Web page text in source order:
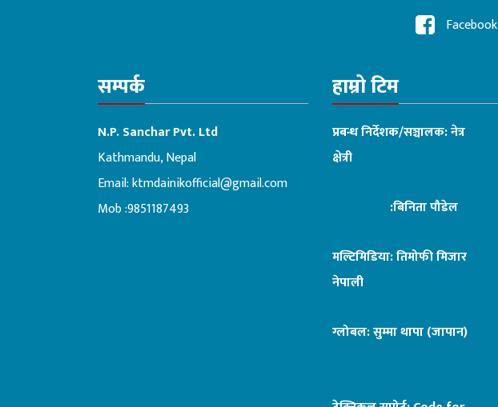
Facebook
सम्पर्क
N.P. Sanchar Pvt. Ltd
Kathmandu, Nepal
Email:ktmdainikofficial@gmail.com
Mob :9851187493
हाम्रो टिम
प्रबन्ध निर्देशक/सञ्चालक: नेत्र
क्षेत्री
:बिनिता पौडेल
मल्टिमिडिया: तिमोफी मिजार
नेपाली
ग्लोबल: सुम्मा थापा (जापान)